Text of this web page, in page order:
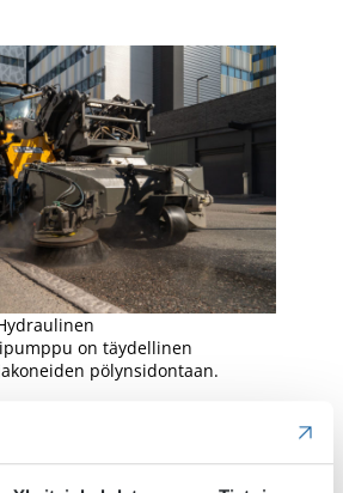
on täydellinen
pölynsidontaan.
olevat mallit